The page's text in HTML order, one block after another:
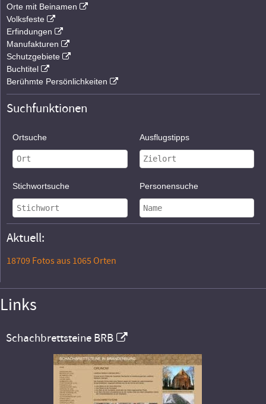
Orte mit Beinamen
Volksfeste
Erfindungen
Manufakturen
Schutzgebiete
Buchtitel
Berühmte Persönlichkeiten
Suchfunktionen
Ortsuche Ausflugstipps
Stichwortsuche Personensuche
Aktuell:
18709 Fotos aus 1065 Orten
Links
Schachbrettsteine BRB